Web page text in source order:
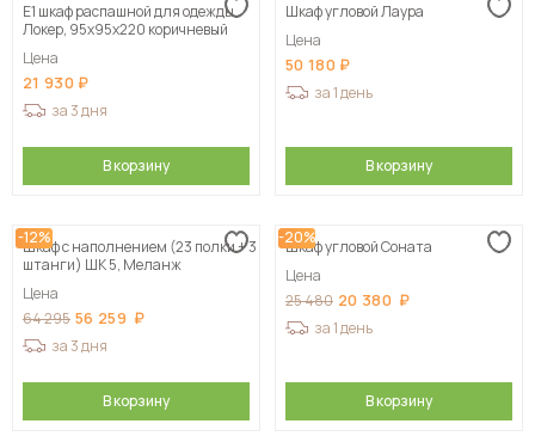
Е1 шкаф распашной для одежды
Локер, 95х95х220 коричневый
Цена
21 930
за 3 дня
В корзину
Шкаф угловой Лаура
Цена
50 180
за 1 день
В корзину
-12%
Шкаф с наполнением (23 полки + 3
штанги) ШК 5, Меланж
Цена
64 295 56 259
за 3 дня
В корзину
-20%
Шкаф угловой Соната
Цена
25 480 20 380
за 1 день
В корзину